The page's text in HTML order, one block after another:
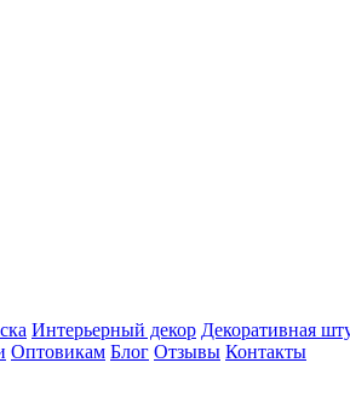
Интерьерный декор Декоративная
Оптовикам Блог Отзывы Контакты